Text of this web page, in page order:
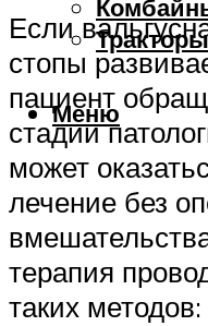
Тракторы
Меню
Если
стопы
пациент
стадии
может
лечение без
терапия
таких методов: